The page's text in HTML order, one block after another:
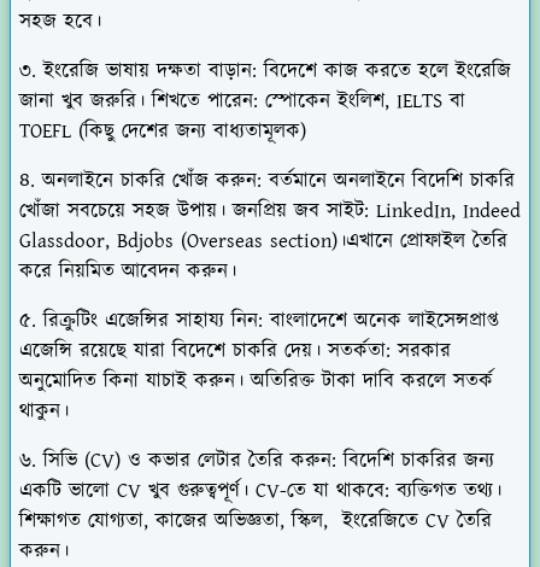
সহজ হবে।
৩. ইংরেজি ভাষায় দক্ষতা বাড়ান: বিদেশে কাজ করতে হলে ইংরেজি
জানা খুব জরুরি। শিখতে পারেন: স্পোকেন ইংলিশ, IELTS বা
TOEFL (কিছু দেশের জন্য বাধ্যতামূলক)
৪. অনলাইনে চাকরি খোঁজ করুন: বর্তমানে অনলাইনে বিদেশি চাকরি
খোঁজা সবচেয়ে সহজ উপায়। জনপ্রিয় জব সাইট: LinkedIn, Indeed
Glassdoor, Bdjobs (Overseas section)।এখানে প্রোফাইল তৈরি
করে নিয়মিত আবেদন করুন।
৫. রিক্রুটিং এজেন্সির সাহায্য নিন: বাংলাদেশে অনেক লাইসেন্সপ্রাপ্ত
এজেন্সি রয়েছে যারা বিদেশে চাকরি দেয়। সতর্কতা: সরকার
অনুমোদিত কিনা যাচাই করুন। অতিরিক্ত টাকা দাবি করলে সতর্ক
থাকুন।
৬. সিভি (CV) ও কভার লেটার তৈরি করুন: বিদেশি চাকরির জন্য
একটি ভালো CV খুব গুরুত্বপূর্ণ। CV-তে যা থাকবে: ব্যক্তিগত তথ্য।
শিক্ষাগত যোগ্যতা, কাজের অভিজ্ঞতা, স্কিল, ইংরেজিতে CV তৈরি
করুন।